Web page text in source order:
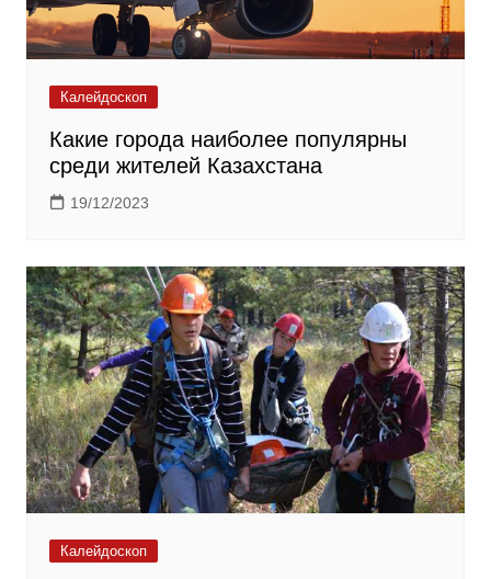
Калейдоскоп
Какие города наиболее популярны
среди жителей Казахстана
19/12/2023
Калейдоскоп